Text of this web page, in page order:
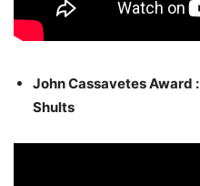
John Cassavetes Award :
Shults